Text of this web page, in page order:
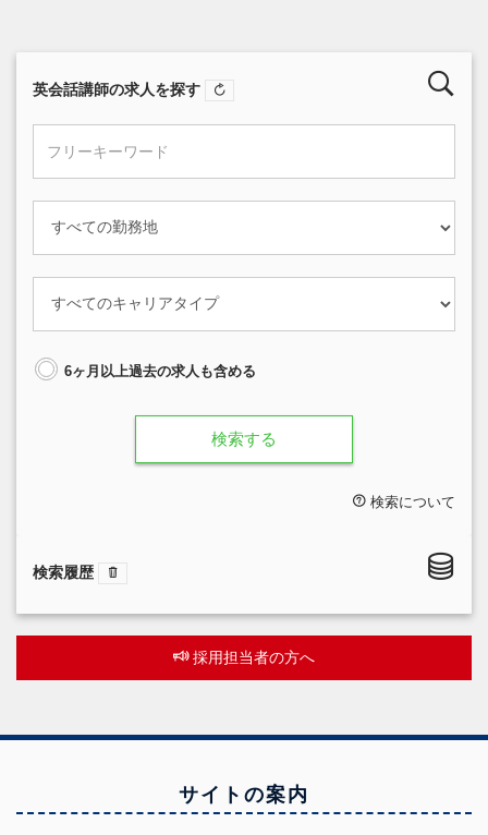
英会話講師の求人を探す
6ヶ月以上過去の求人も含める
検索する
検索について
検索履歴
採用担当者の方へ
サイトの案内